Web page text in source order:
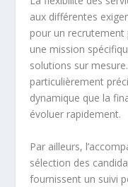
aux différentes
pour un
une mission
solutions sur
particulièrement
dynamique que la
évoluer rapidement.
Par ailleurs,
sélection des
fournissent un suivi